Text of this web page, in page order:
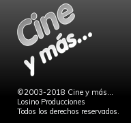
©2003-2018 Cine y más...
Losino Producciones
Todos los derechos reservados.